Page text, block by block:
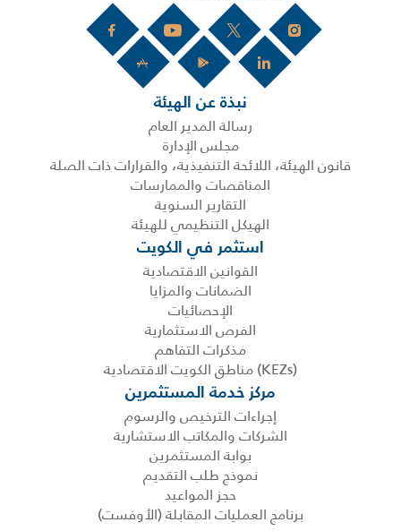
نبذة عن الهيئة
رسالة المدير العام
مجلس الإدارة
قانون الهيئة، اللائحة التنفيذية، والقرارات ذات الصلة
المناقصات والممارسات
التقارير السنوية
الهيكل التنظيمي للهيئة
استثمر في الكويت
القوانين الاقتصادية
الضمانات والمزايا
الإحصائيات
الفرص الاستثمارية
مذكرات التفاهم
(KEZs) مناطق الكويت الاقتصادية
مركز خدمة المستثمرين
إجراءات الترخيص والرسوم
الشركات والمكاتب الاستشارية
بوابة المستثمرين
نموذج طلب التقديم
حجز المواعيد
برنامج العمليات المقابلة (الأوفست)